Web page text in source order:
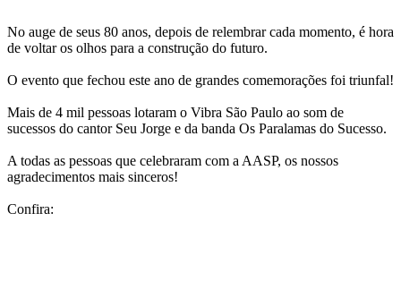
No auge de seus 80 anos, depois de relembrar cada momento, é hora
de voltar os olhos para a construção do futuro.
O evento que fechou este ano de grandes comemorações foi triunfal!
Mais de 4 mil pessoas lotaram o Vibra São Paulo ao som de
sucessos do cantor Seu Jorge e da banda Os Paralamas do Sucesso.
A todas as pessoas que celebraram com a AASP, os nossos
agradecimentos mais sinceros!
Confira: